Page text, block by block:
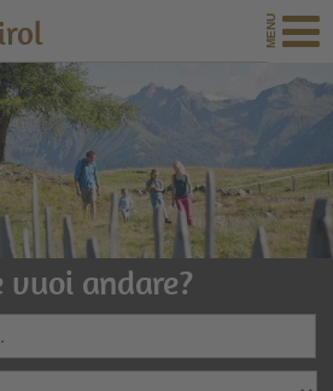
vuoi andare?